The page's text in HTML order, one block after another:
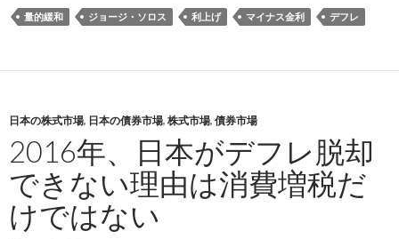
量的緩和 ジョージ・ソロス 利上げ マイナス金利 デフレ
日本の株式市場, 日本の債券市場, 株式市場, 債券市場
2016年、日本がデフレ脱却
できない理由は消費増税だ
けではない